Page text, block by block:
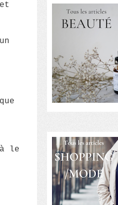
le